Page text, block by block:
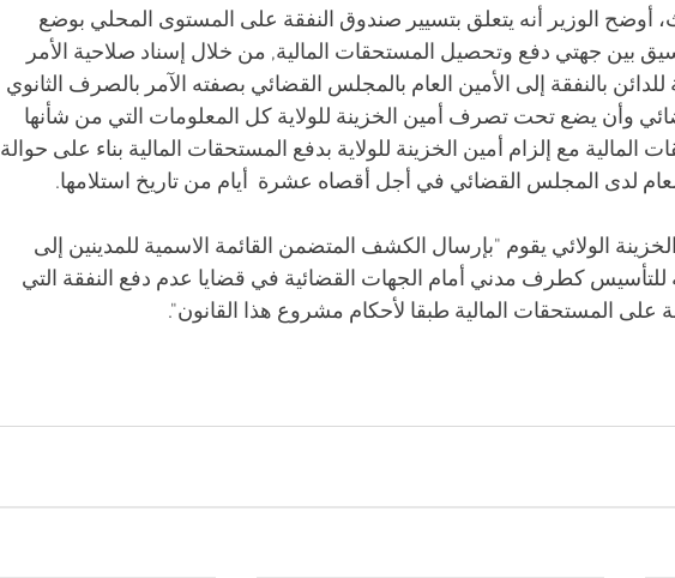
أوضح الوزير أنه يتعلق بتسيير صندوق النفقة على المستوى المحلي بوضع
بين جهتي دفع وتحصيل المستحقات المالية, من خلال إسناد صلاحية الأمر
بالنفقة إلى الأمين العام بالمجلس القضائي بصفته الآمر بالصرف الثانوي
وأن يضع تحت تصرف أمين الخزينة للولاية كل المعلومات التي من شأنها
مع إلزام أمين الخزينة للولاية بدفع المستحقات المالية بناء على حوالة
لدى المجلس القضائي في أجل أقصاه عشرة  أيام من تاريخ استلامها.
الولائي يقوم "بإرسال الكشف المتضمن القائمة الاسمية للمدينين إلى
للتأسيس كطرف مدني أمام الجهات القضائية في قضايا عدم دفع النفقة التي
على المستحقات المالية طبقا لأحكام مشروع هذا القانون".